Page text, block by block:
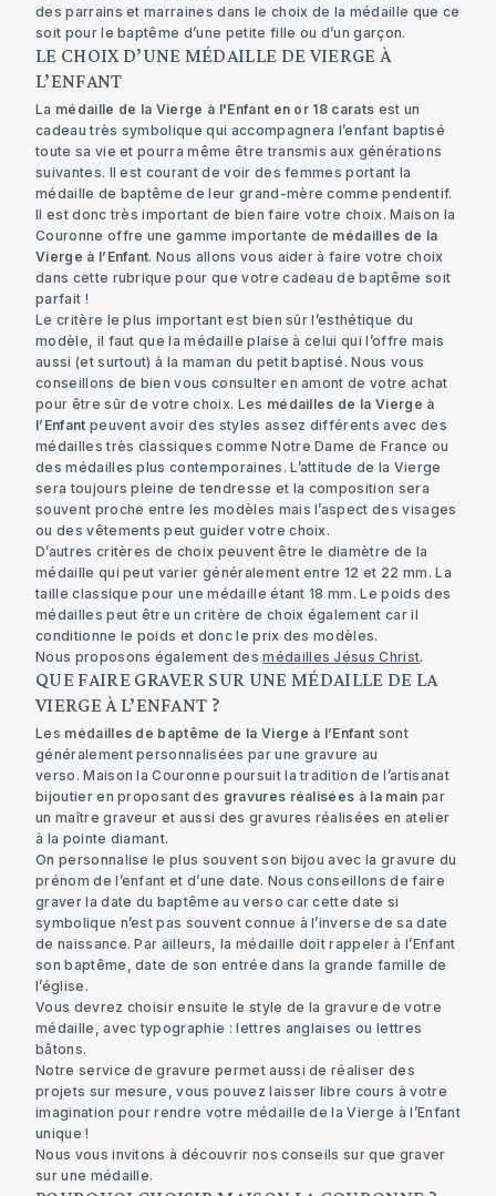
des parrains et marraines dans le choix de la médaille que ce
soit pour le baptême d’une petite fille ou d’un garçon.
LE CHOIX D’UNE MÉDAILLE DE VIERGE À
L’ENFANT
La médaille de la Vierge à l'Enfant en or 18 carats est un
cadeau très symbolique qui accompagnera l’enfant baptisé
toute sa vie et pourra même être transmis aux générations
suivantes. Il est courant de voir des femmes portant la
médaille de baptême de leur grand-mère comme pendentif.
Il est donc très important de bien faire votre choix. Maison la
Couronne offre une gamme importante de médailles de la
Vierge à l’Enfant. Nous allons vous aider à faire votre choix
dans cette rubrique pour que votre cadeau de baptême soit
parfait !
Le critère le plus important est bien sûr l’esthétique du
modèle, il faut que la médaille plaise à celui qui l’offre mais
aussi (et surtout) à la maman du petit baptisé. Nous vous
conseillons de bien vous consulter en amont de votre achat
pour être sûr de votre choix. Les médailles de la Vierge à
l’Enfant peuvent avoir des styles assez différents avec des
médailles très classiques commeNotre Dame de France ou
des médailles plus contemporaines. L’attitude de la Vierge
sera toujours pleine de tendresse et la composition sera
souvent proche entre les modèles mais l’aspect des visages
ou des vêtements peut guider votre choix.
D’autres critères de choix peuvent être le diamètre de la
médaille qui peut varier généralement entre 12 et 22 mm. La
taille classique pour une médaille étant 18 mm. Le poids des
médailles peut être un critère de choix également car il
conditionne le poids et donc le prix des modèles.
Nous proposons également desmédailles Jésus Christ.
QUE FAIRE GRAVER SUR UNE MÉDAILLE DE LA
VIERGE À L’ENFANT ?
Les médailles de baptême de la Vierge à l’Enfant sont
généralement personnalisées par une gravure au
verso. Maison la Couronne poursuit la tradition de l’artisanat
bijoutier en proposant des gravures réalisées à la main par
un maître graveur et aussi des gravures réalisées en atelier
à la pointe diamant.
On personnalise le plus souvent son bijou avec la gravure du
prénom de l’enfant et d’une date. Nous conseillons de faire
graver la date du baptême au verso car cette date si
symbolique n’est pas souvent connue à l’inverse de sa date
de naissance. Par ailleurs, la médaille doit rappeler à l’Enfant
son baptême, date de son entrée dans la grande famille de
l’église.
Vous devrez choisir ensuite le style de la gravure de votre
médaille, avec typographie : lettres anglaises ou lettres
bâtons.
Notre service de gravure permet aussi de réaliser des
projets sur mesure, vous pouvez laisser libre cours à votre
imagination pour rendre votre médaille de la Vierge à l’Enfant
unique !
Nous vous invitons à découvrir nosconseils sur que graver
sur une médaille.